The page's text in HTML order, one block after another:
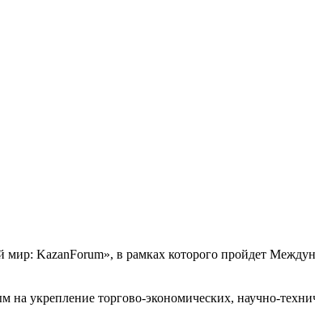
KazanForum», в рамках которого пройдет
укрепление торгово-экономических, научно-